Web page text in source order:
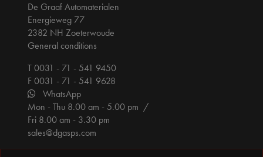
De Graaf Automaterialen
Energieweg 77
2382 NH Zoeterwoude
General conditions
T 0031 - 71 - 541 9450
F 0031 - 71 - 541 9628
WhatsApp
Mon - Thu 8.00 am - 5.00 pm /
Fri 8.00 am - 3.30 pm
sales@dgasps.com